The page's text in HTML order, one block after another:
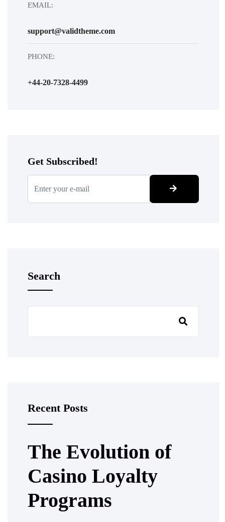
EMAIL:
support@validtheme.com
PHONE:
+44-20-7328-4499
Get Subscribed!
Search
Recent Posts
The Evolution of
Casino Loyalty
Programs